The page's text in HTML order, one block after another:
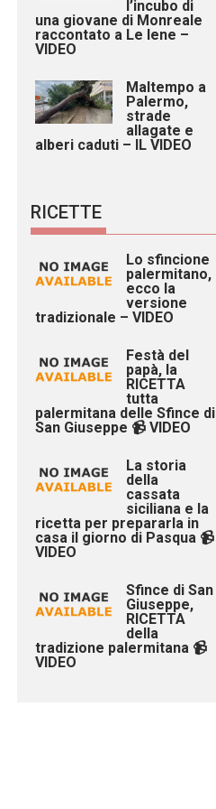
l’incubo di
una giovane di Monreale
raccontato a Le Iene –
VIDEO
Maltempo a
Palermo,
strade
allagate e
alberi caduti – IL VIDEO
RICETTE
Lo sfincione
palermitano,
ecco la
versione
tradizionale – VIDEO
Festà del
papà, la
RICETTA
tutta
palermitana delle Sfince di
San Giuseppe 📹 VIDEO
La storia
della
cassata
siciliana e la
ricetta per prepararla in
casa il giorno di Pasqua 📹
VIDEO
Sfince di San
Giuseppe,
RICETTA
della
tradizione palermitana 📹
VIDEO